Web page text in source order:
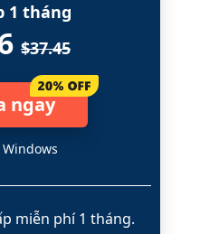
1 tháng
$37.45
ngay
miễn phí 1 tháng.